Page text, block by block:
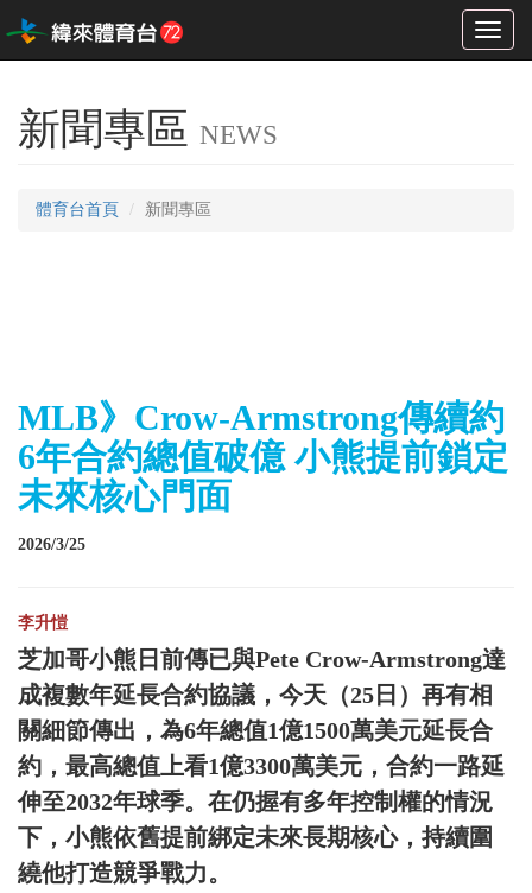
Toggle
新聞專區 NEWS
體育台首頁 新聞專區
MLB》Crow-Armstrong傳續約
6年合約總值破億 小熊提前鎖定
未來核心門面
2026/3/25
李升愷
芝加哥小熊日前傳已與Pete Crow-Armstrong達
成複數年延長合約協議，今天（25日）再有相
關細節傳出，為6年總值1億1500萬美元延長合
約，最高總值上看1億3300萬美元，合約一路延
伸至2032年球季。在仍握有多年控制權的情況
下，小熊依舊提前綁定未來長期核心，持續圍
繞他打造競爭戰力。